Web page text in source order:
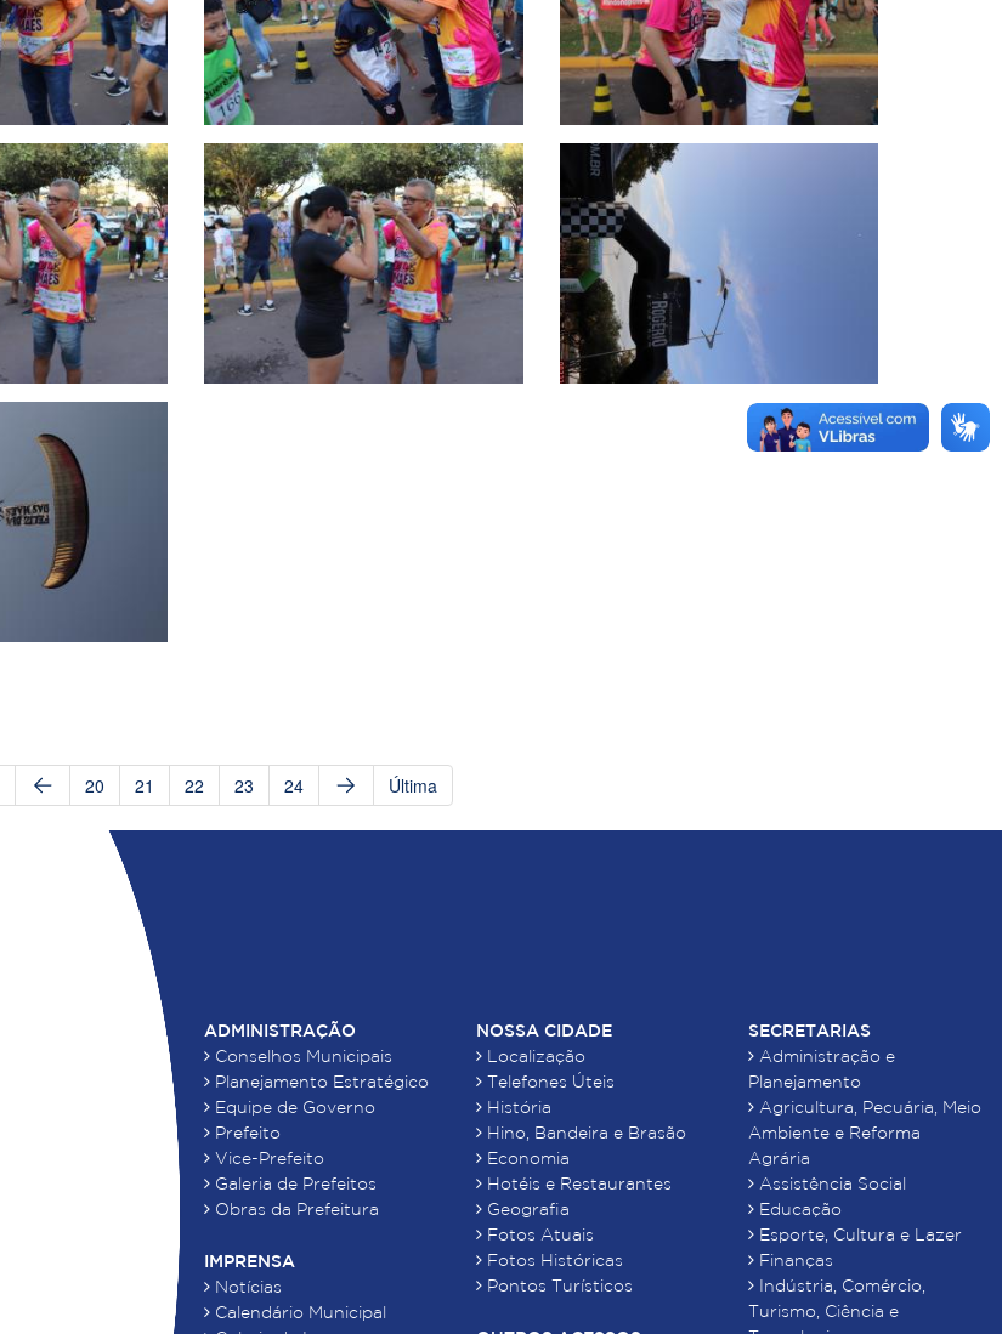
20 21 22 23 24 Última
ADMINISTRAÇÃO
Conselhos Municipais
Planejamento Estratégico
Equipe de Governo
Prefeito
Vice-Prefeito
Galeria de Prefeitos
Obras da Prefeitura
IMPRENSA
Notícias
Calendário Municipal
NOSSA CIDADE
Localização
Telefones Úteis
História
Hino, Bandeira e Brasão
Economia
Hotéis e Restaurantes
Geografia
Fotos Atuais
Fotos Históricas
Pontos Turísticos
SECRETARIAS
Administração e
Planejamento
Agricultura, Pecuária, Meio
Ambiente e Reforma
Agrária
Assistência Social
Educação
Esporte, Cultura e Lazer
Finanças
Indústria, Comércio,
Turismo, Ciência e